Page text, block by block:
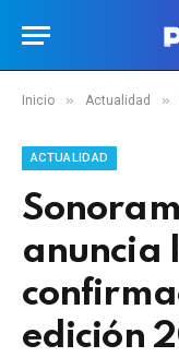
Inicio » Actualidad »
ACTUALIDAD
anuncia
edición